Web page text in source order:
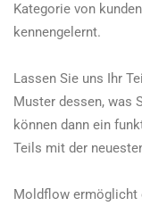
Kategorie von
kennengelernt.
Lassen Sie uns Ihr
Muster dessen, was
können dann ein
Teils mit der
Moldflow ermöglicht